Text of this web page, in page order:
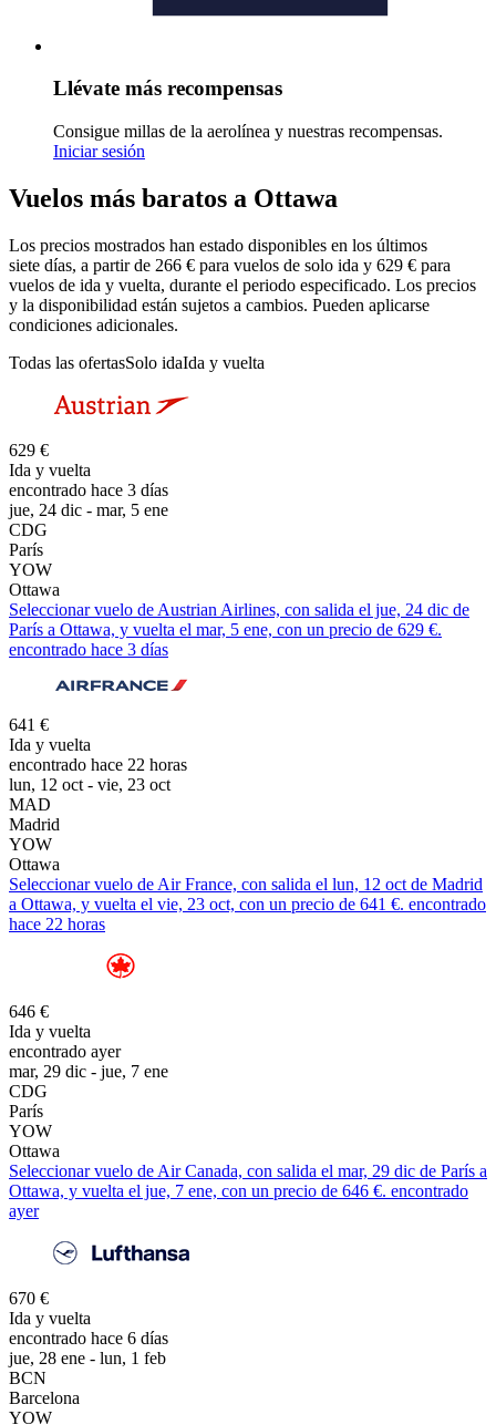
Llévate más recompensas
Consigue millas de la aerolínea y nuestras recompensas.
Iniciar sesión
Vuelos más baratos a Ottawa
Los precios mostrados han estado disponibles en los últimos
siete días, a partir de 266 € para vuelos de solo ida y 629 € para
vuelos de ida y vuelta, durante el periodo especificado. Los precios
y la disponibilidad están sujetos a cambios. Pueden aplicarse
condiciones adicionales.
Todas las ofertasSolo idaIda y vuelta
629 €
Ida y vuelta
encontrado hace 3 días
jue, 24 dic - mar, 5 ene
CDG
París
YOW
Ottawa
Seleccionar vuelo de Austrian Airlines, con salida el jue, 24 dic de
París a Ottawa, y vuelta el mar, 5 ene, con un precio de 629 €.
encontrado hace 3 días
641 €
Ida y vuelta
encontrado hace 22 horas
lun, 12 oct - vie, 23 oct
MAD
Madrid
YOW
Ottawa
Seleccionar vuelo de Air France, con salida el lun, 12 oct de Madrid
a Ottawa, y vuelta el vie, 23 oct, con un precio de 641 €. encontrado
hace 22 horas
646 €
Ida y vuelta
encontrado ayer
mar, 29 dic - jue, 7 ene
CDG
París
YOW
Ottawa
Seleccionar vuelo de Air Canada, con salida el mar, 29 dic de París a
Ottawa, y vuelta el jue, 7 ene, con un precio de 646 €. encontrado
ayer
670 €
Ida y vuelta
encontrado hace 6 días
jue, 28 ene - lun, 1 feb
BCN
Barcelona
YOW